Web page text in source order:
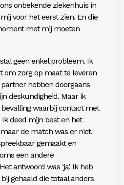
onbekende ziekenhuis in
voor het eerst zien. En die
met mij moeten
geen enkel probleem. Ik
om zorg op maat te leveren
hebben doorgaans
deskundigheid. Maar ik
waarbij contact met
Ik deed mijn best en het
de match was er niet.
gemaakt en
een andere
antwoord was ‘ja’. Ik heb
gehaald die totaal anders